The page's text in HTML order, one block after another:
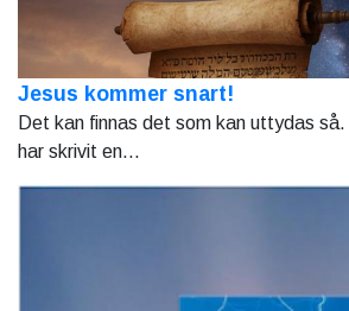
Jesus kommer snart!
Det kan finnas det som kan uttydas
har skrivit en...